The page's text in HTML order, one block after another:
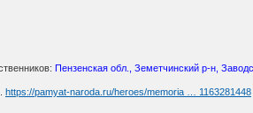
Пензенская обл., Земетчинский р-н,
.https://pamyat-naroda.ru/heroes/memoria … 1163281448